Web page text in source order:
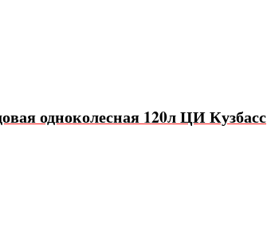
одноколесная 120л ЦИ Кузбасс